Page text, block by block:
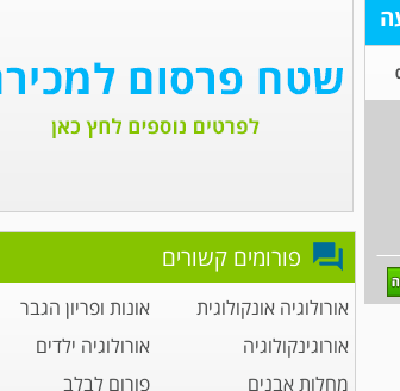
פורומים קשורים
אורולוגיה אונקולוגית
אונות ופריון הגבר
אורוגינקולוגיה
אורולוגיה ילדים
מחלות אבנים
פורום לבלב